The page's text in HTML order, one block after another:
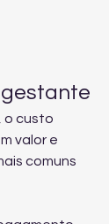
o custo
valor e
comuns